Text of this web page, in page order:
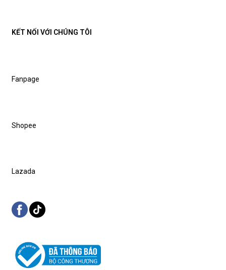
KẾT NỐI VỚI CHÚNG TÔI
Fanpage
Shopee
Lazada